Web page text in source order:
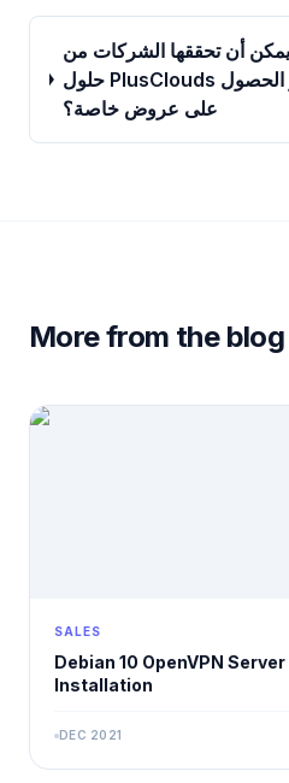
يمكن أن تحققها الشركات من
حلول PlusClouds وكيف يمكن البدء أو الحصول
على عروض خاصة؟
More from the blog
SALES
Debian 10 OpenVPN
Installation
DEC 2021